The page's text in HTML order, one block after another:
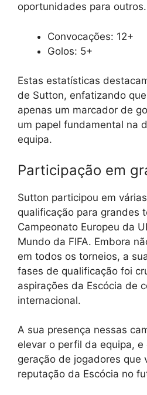
oportunidades para outros.
Convocações: 12+
Golos: 5+
Estas estatísticas
de Sutton, enfatizando
apenas um marcador de
um papel fundamental na
equipa.
Participação em
Sutton participou em
qualificação para grandes
Campeonato Europeu da
Mundo da FIFA. Embora
em todos os torneios, a
fases de qualificação foi
aspirações da Escócia de
internacional.
A sua presença nessas
elevar o perfil da equipa,
geração de jogadores que
reputação da Escócia no